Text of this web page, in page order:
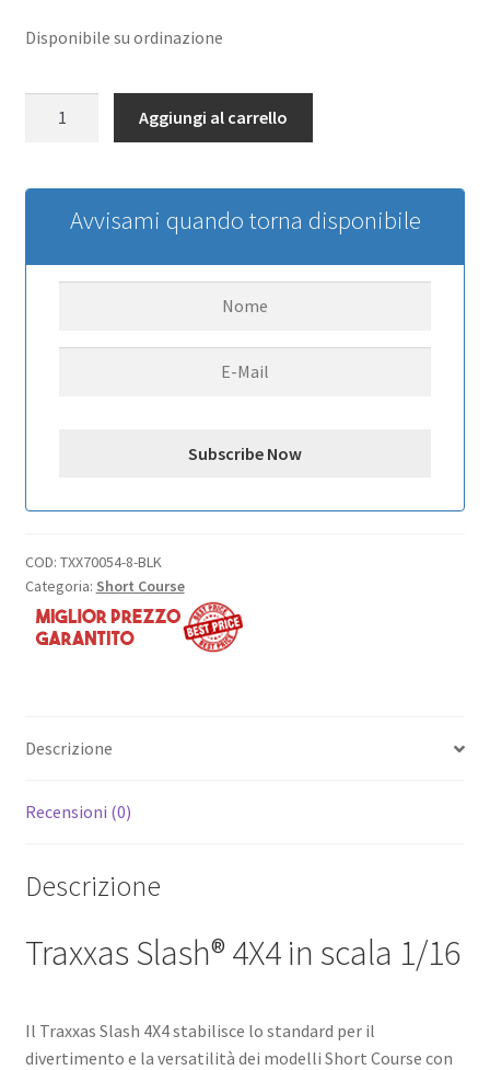
Disponibile su ordinazione
Slash
Short
e
ID
quantità
Aggiungi al carrello
Avvisami quando torna disponibile
COD: TXX70054-8-BLK
Categoria: Short Course
Descrizione
Recensioni (0)
Descrizione
Traxxas Slash® 4X4 in scala 1/16
Il Traxxas Slash 4X4 stabilisce lo standard per il
divertimento e la versatilità dei modelli Short Course con